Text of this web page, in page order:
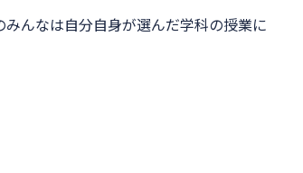
んなは自分自身が選んだ学科の授業に